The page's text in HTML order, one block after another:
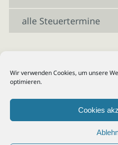
Wir verwenden Cookies, um unsere
optimieren.
Cookies
alle Steuertermine